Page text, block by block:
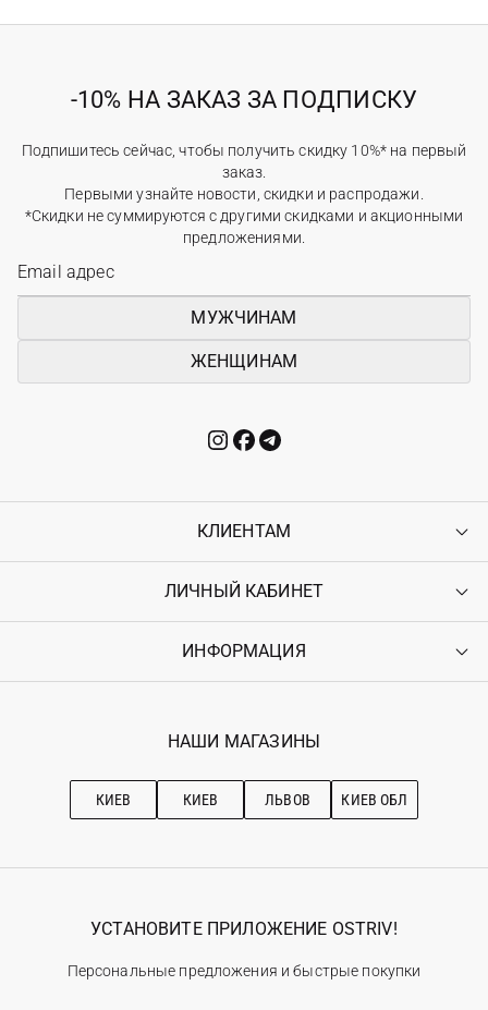
-10% НА ЗАКАЗ ЗА ПОДПИСКУ
Подпишитесь сейчас, чтобы получить скидку 10%* на первый
заказ.
Первыми узнайте новости, скидки и распродажи.
*Скидки не суммируются с другими скидками и акционными
предложениями.
МУЖЧИНАМ
ЖЕНЩИНАМ
КЛИЕНТАМ
Контакты
Возврат
Гарантия
ЛИЧНЫЙ КАБИНЕТ
Войти
Ostriv Club+
ИНФОРМАЦИЯ
Наши магазини
Рекомендации по уходу
НАШИ МАГАЗИНЫ
КИЕВ КИЕВ ЛЬВОВ КИЕВ ОБЛ
УСТАНОВИТЕ ПРИЛОЖЕНИЕ OSTRIV!
Персональные предложения и быстрые покупки